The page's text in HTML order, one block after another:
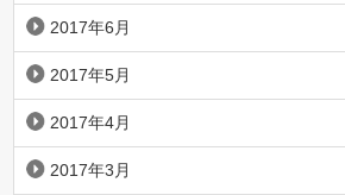
2017年6月
2017年5月
2017年4月
2017年3月